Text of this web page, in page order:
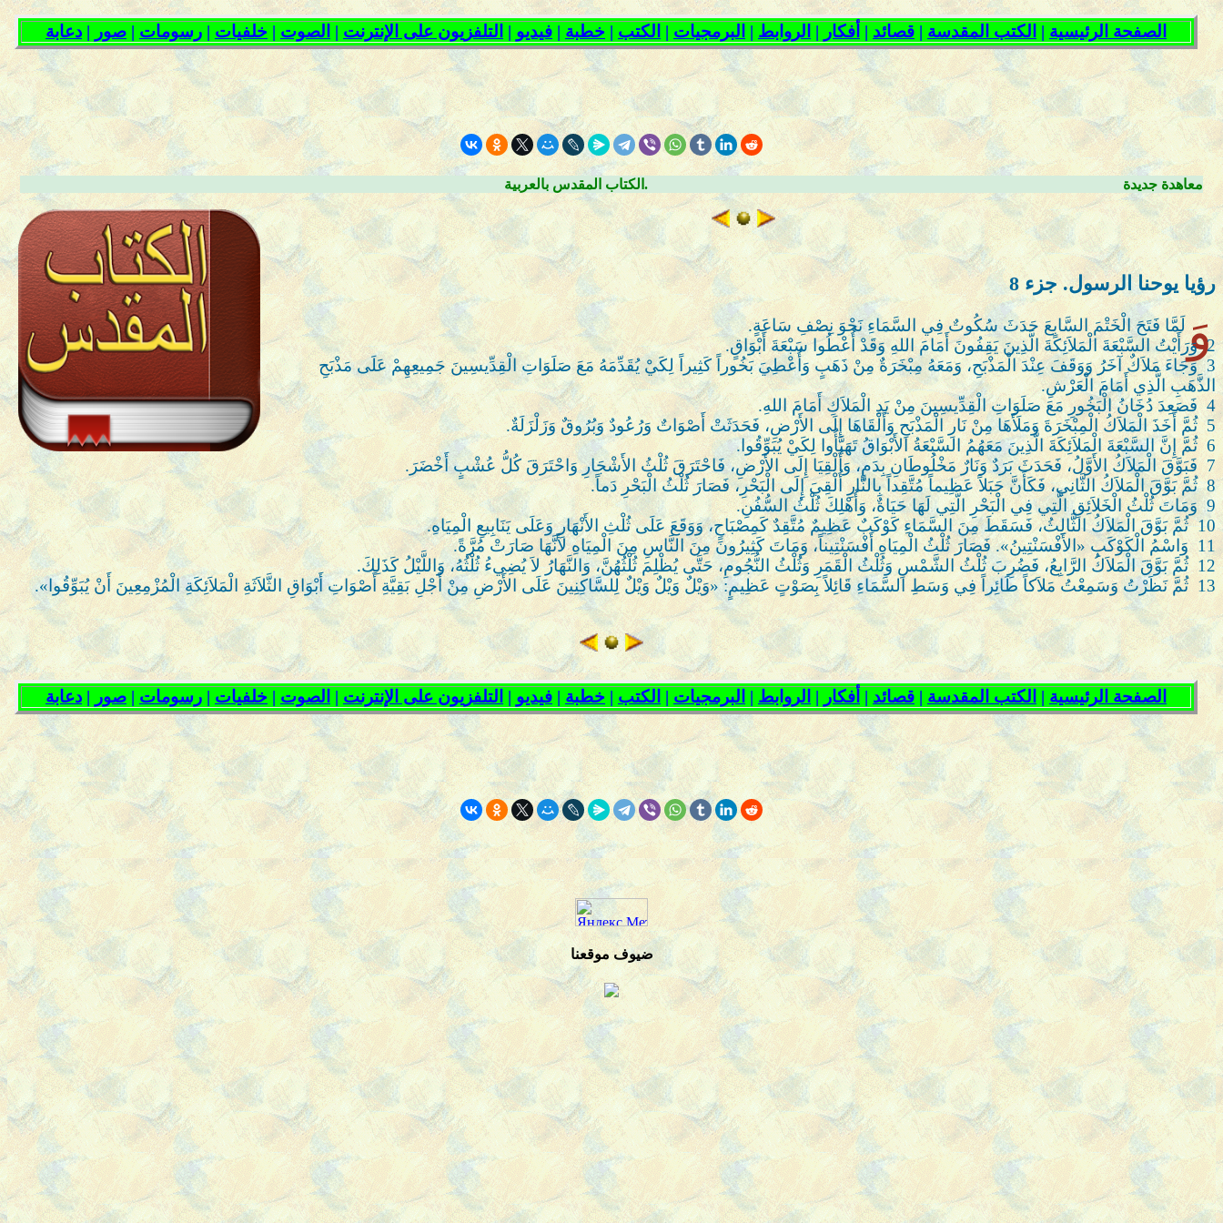
الكتاب المقدس بالعربية. معاهدة جديدة
رؤيا يوحنا الرسول. جزء8
وَلَمَّا فَتَحَ الْخَتْمَ السَّابِعَ حَدَثَ سُكُوتٌ فِي السَّمَاءِ نَحْوَ نِصْفِ سَاعَةٍ.
2 وَرَأَيْتُ السَّبْعَةَ الْمَلاَئِكَةَ الَّذِينَ يَقِفُونَ أَمَامَ اللهِ وَقَدْ أُعْطُوا سَبْعَةَ أَبْوَاقٍ.
3 وَجَاءَ مَلاَكٌ آخَرُ وَوَقَفَ عِنْدَ الْمَذْبَحِ، وَمَعَهُ مِبْخَرَةٌ مِنْ ذَهَبٍ وَأُعْطِيَ بَخُوراً كَثِيراً لِكَيْ يُقَدِّمَهُ مَعَ صَلَوَاتِ الْقِدِّيسِينَ جَمِيعِهِمْ عَلَى مَذْبَحِ
الذَّهَبِ الَّذِي أَمَامَ الْعَرْشِ.
4 فَصَعِدَ دُخَانُ الْبَخُورِ مَعَ صَلَوَاتِ الْقِدِّيسِينَ مِنْ يَدِ الْمَلاَكِ أَمَامَ اللهِ.
5 ثُمَّ أَخَذَ الْمَلاَكُ الْمِبْخَرَةَ وَمَلَأَهَا مِنْ نَارِ الْمَذْبَحِ وَأَلْقَاهَا إِلَى الأَرْضِ، فَحَدَثَتْ أَصْوَاتٌ وَرُعُودٌ وَبُرُوقٌ وَزَلْزَلَةٌ.
6 ثُمَّ إِنَّ السَّبْعَةَ الْمَلاَئِكَةَ الَّذِينَ مَعَهُمُ السَّبْعَةُ الأَبْوَاقُ تَهَيَّأُوا لِكَيْ يُبَوِّقُوا.
7 فَبَوَّقَ الْمَلاَكُ الأَوَّلُ، فَحَدَثَ بَرَدٌ وَنَارٌ مَخْلُوطَانِ بِدَمٍ، وَأُلْقِيَا إِلَى الأَرْضِ، فَاحْتَرَقَ ثُلْثُ الأَشْجَارِ وَاحْتَرَقَ كُلُّ عُشْبٍ أَخْضَرَ.
8 ثُمَّ بَوَّقَ الْمَلاَكُ الثَّانِي، فَكَأَنَّ جَبَلاً عَظِيماً مُتَّقِداً بِالنَّارِ أُلْقِيَ إِلَى الْبَحْرِ، فَصَارَ ثُلْثُ الْبَحْرِ دَماً.
9 وَمَاتَ ثُلْثُ الْخَلاَئِقِ الَّتِي فِي الْبَحْرِ الَّتِي لَهَا حَيَاةٌ، وَأُهْلِكَ ثُلْثُ السُّفُنِ.
10 ثُمَّ بَوَّقَ الْمَلاَكُ الثَّالِثُ، فَسَقَطَ مِنَ السَّمَاءِ كَوْكَبٌ عَظِيمٌ مُتَّقِدٌ كَمِصْبَاحٍ، وَوَقَعَ عَلَى ثُلْثِ الأَنْهَارِ وَعَلَى يَنَابِيعِ الْمِيَاهِ.
11 وَاسْمُ الْكَوْكَبِ «الأَفْسَنْتِينُ». فَصَارَ ثُلْثُ الْمِيَاهِ أَفْسَنْتِيناً، وَمَاتَ كَثِيرُونَ مِنَ النَّاسِ مِنَ الْمِيَاهِ لأَنَّهَا صَارَتْ مُرَّةً.
12 ثُمَّ بَوَّقَ الْمَلاَكُ الرَّابِعُ، فَضُرِبَ ثُلْثُ الشَّمْسِ وَثُلْثُ الْقَمَرِ وَثُلْثُ النُّجُومِ، حَتَّى يُظْلِمَ ثُلْثُهُنَّ، وَالنَّهَارُ لاَ يُضِيءُ ثُلْثُهُ، وَاللَّيْلُ كَذَلِكَ.
13 ثُمَّ نَظَرْتُ وَسَمِعْتُ مَلاَكاً طَائِراً فِي وَسَطِ السَّمَاءِ قَائِلاً بِصَوْتٍ عَظِيمٍ: «وَيْلٌ وَيْلٌ وَيْلٌ لِلسَّاكِنِينَ عَلَى الأَرْضِ مِنْ أَجْلِ بَقِيَّةِ أَصْوَاتِ أَبْوَاقِ الثَّلاَثَةِ الْمَلاَئِكَةِ الْمُزْمِعِينَ أَنْ يُبَوِّقُوا».